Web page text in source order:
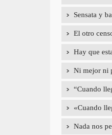
Sensata y
El otro
Hay que
Ni mejor ni
“Cuando
«Cuando
Nada nos